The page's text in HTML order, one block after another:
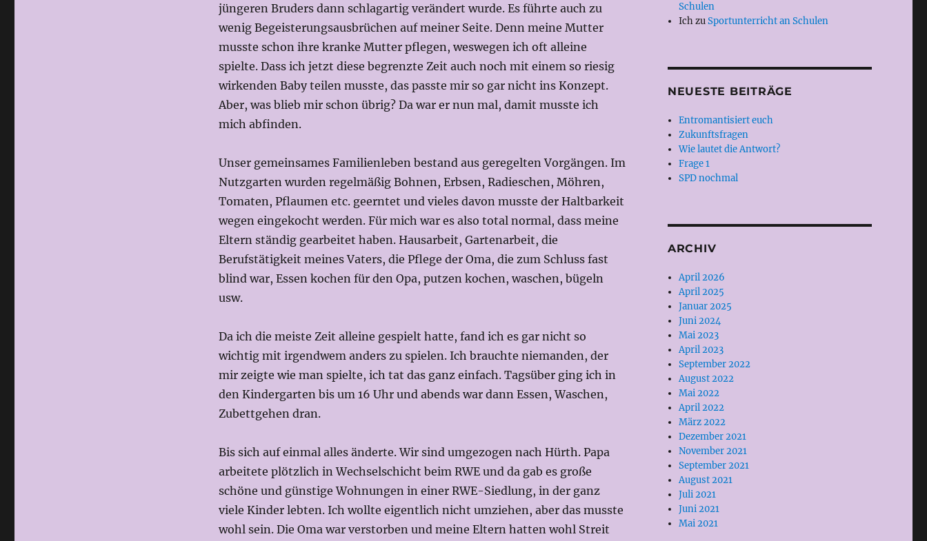
jüngeren Bruders dann schlagartig verändert wurde. Es führte auch zu
wenig Begeisterungsausbrüchen auf meiner Seite. Denn meine Mutter
musste schon ihre kranke Mutter pflegen, weswegen ich oft alleine
spielte. Dass ich jetzt diese begrenzte Zeit auch noch mit einem so riesig
wirkenden Baby teilen musste, das passte mir so gar nicht ins Konzept.
Aber, was blieb mir schon übrig? Da war er nun mal, damit musste ich
mich abfinden.
Unser gemeinsames Familienleben bestand aus geregelten Vorgängen. Im
Nutzgarten wurden regelmäßig Bohnen, Erbsen, Radieschen, Möhren,
Tomaten, Pflaumen etc. geerntet und vieles davon musste der Haltbarkeit
wegen eingekocht werden. Für mich war es also total normal, dass meine
Eltern ständig gearbeitet haben. Hausarbeit, Gartenarbeit, die
Berufstätigkeit meines Vaters, die Pflege der Oma, die zum Schluss fast
blind war, Essen kochen für den Opa, putzen kochen, waschen, bügeln
usw.
Da ich die meiste Zeit alleine gespielt hatte, fand ich es gar nicht so
wichtig mit irgendwem anders zu spielen. Ich brauchte niemanden, der
mir zeigte wie man spielte, ich tat das ganz einfach. Tagsüber ging ich in
den Kindergarten bis um 16 Uhr und abends war dann Essen, Waschen,
Zubettgehen dran.
Bis sich auf einmal alles änderte. Wir sind umgezogen nach Hürth. Papa
arbeitete plötzlich in Wechselschicht beim RWE und da gab es große
schöne und günstige Wohnungen in einer RWE-Siedlung, in der ganz
viele Kinder lebten. Ich wollte eigentlich nicht umziehen, aber das musste
wohl sein. Die Oma war verstorben und meine Eltern hatten wohl Streit
Schulen
IchzuSportunterricht an Schulen
NEUESTE BEITRÄGE
Entromantisiert euch
Zukunftsfragen
Wie lautet die Antwort?
Frage 1
SPD nochmal
ARCHIV
April 2026
April 2025
Januar 2025
Juni 2024
Mai 2023
April 2023
September 2022
August 2022
Mai 2022
April 2022
März 2022
Dezember 2021
November 2021
September 2021
August 2021
Juli 2021
Juni 2021
Mai 2021